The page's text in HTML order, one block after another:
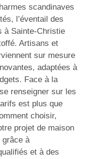
scandinaves
l’éventail des
à Sainte-Christie
Artisans et
sur mesure
adaptées à
Face à la
renseigner sur les
est plus que
choisir,
projet de maison
grâce à
et à des